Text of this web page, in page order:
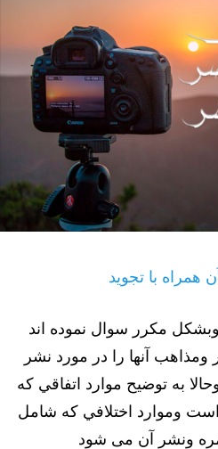
همراه با تجوید
وبشكل مكرر سوال نموده اند
آنها را در مورد نشر
به توضيح موارد اتفاقي كه
وموارد اختلافي كه شامل
ونشر آن می شود